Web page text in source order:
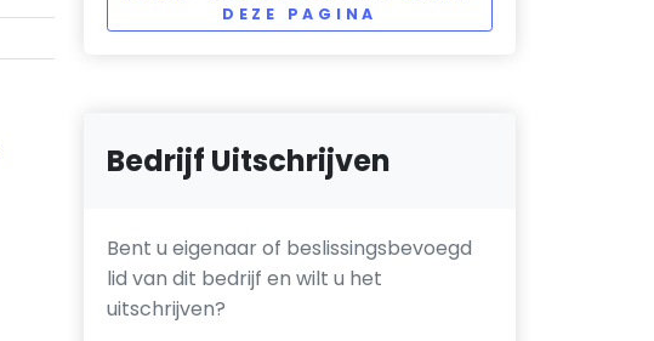
DEZE PAGINA
Bedrijf Uitschrijven
Bent u eigenaar of beslissingsbevoegd
lid van dit bedrijf en wilt u het
uitschrijven?